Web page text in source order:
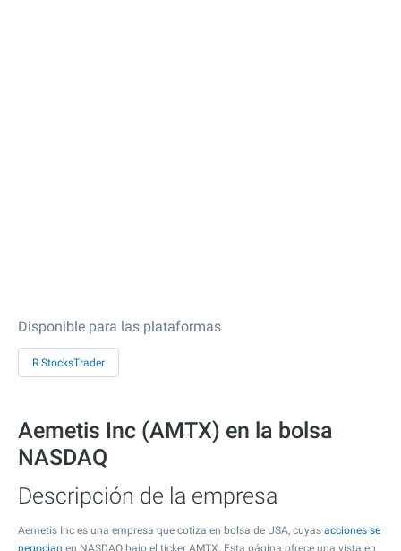
Disponible para las plataformas
R StocksTrader
Aemetis Inc (AMTX) en la bolsa
NASDAQ
Descripción de la empresa
Aemetis Inc es una empresa que cotiza en bolsa de USA, cuyas acciones se
negocian en NASDAQ bajo el ticker AMTX. Esta página ofrece una vista en